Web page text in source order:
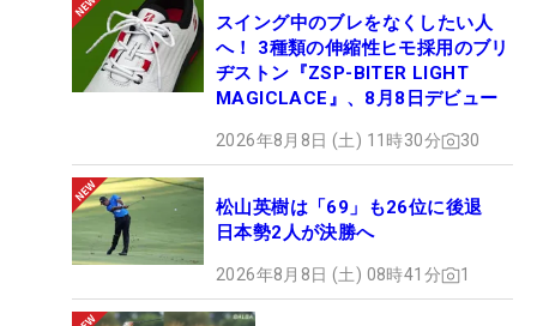
スイング中のブレをなくしたい人
へ！ 3種類の伸縮性ヒモ採用のブリ
ヂストン『ZSP-BITER LIGHT
MAGICLACE』、8月8日デビュー
2026年8月8日 (土) 11時30分 30
松山英樹は「69」も26位に後退
日本勢2人が決勝へ
2026年8月8日 (土) 08時41分 1